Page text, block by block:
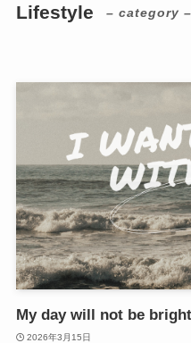
Lifestyle – category –
My day will not be
2026年3月15日